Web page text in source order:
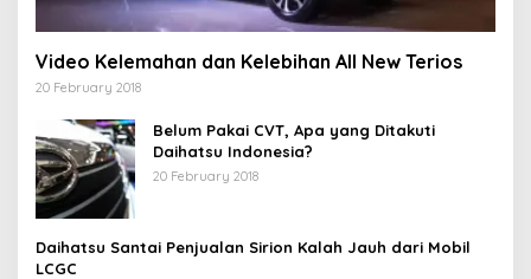
Video Kelemahan dan Kelebihan All New Terios
20 February 2018
Belum Pakai CVT, Apa yang Ditakuti
Daihatsu Indonesia?
20 February 2018
Daihatsu Santai Penjualan Sirion Kalah Jauh dari Mobil
LCGC